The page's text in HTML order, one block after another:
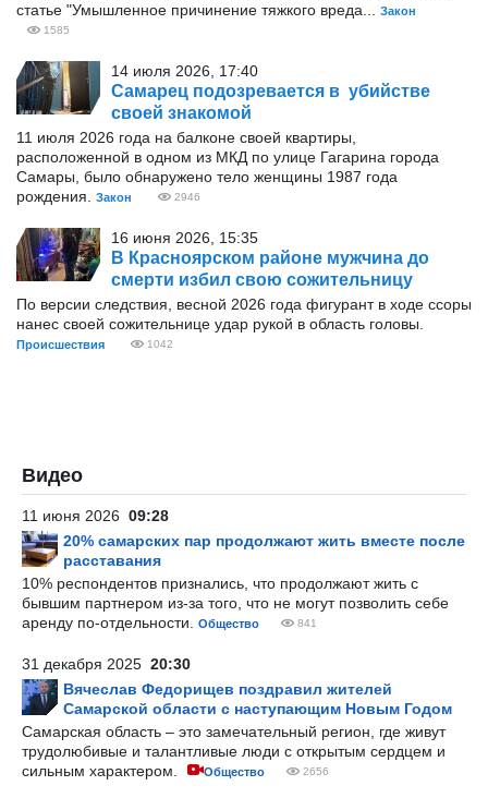
статье "Умышленное причинение тяжкого вреда...
Закон
1585
14 июля 2026, 17:40
Самарец подозревается в убийстве
своей знакомой
11 июля 2026 года на балконе своей квартиры,
расположенной в одном из МКД по улице Гагарина города
Самары, было обнаружено тело женщины 1987 года
рождения.
Закон 2946
16 июня 2026, 15:35
В Красноярском районе мужчина до
смерти избил свою сожительницу
По версии следствия, весной 2026 года фигурант в ходе ссоры
нанес своей сожительнице удар рукой в область головы.
Происшествия 1042
Видео
11 июня 2026 09:28
20% самарских пар продолжают жить вместе после
расставания
10% респондентов признались, что продолжают жить с
бывшим партнером из-за того, что не могут позволить себе
аренду по-отдельности.
Общество 841
31 декабря 2025 20:30
Вячеслав Федорищев поздравил жителей
Самарской области с наступающим Новым Годом
Самарская область – это замечательный регион, где живут
трудолюбивые и талантливые люди с открытым сердцем и
сильным характером.
Общество 2656